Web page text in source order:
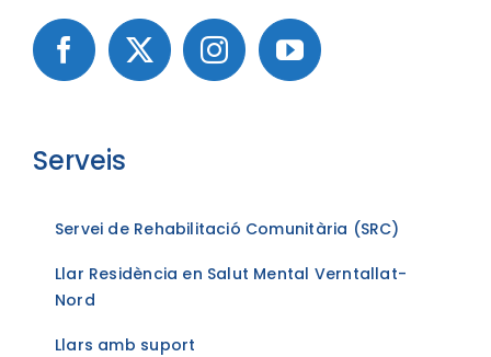
Serveis
Servei de Rehabilitació Comunitària (SRC)
Llar Residència en Salut Mental Verntallat-
Nord
Llars amb suport